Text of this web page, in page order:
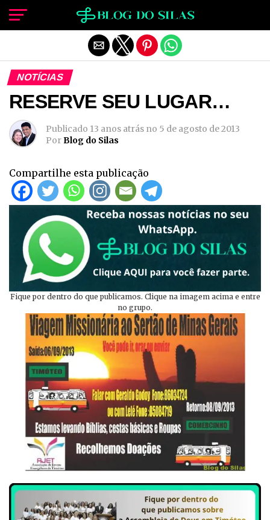
NOTÍCIAS
RESERVE SEU LUGAR…
Publicado 13 anos atrás no 5 de agosto de 2013
PorBlog do Silas
Compartilhe esta publicação
Fique por dentro do que publicamos. Clique na imagem acima e entre
no grupo.
Sair da versão mobile